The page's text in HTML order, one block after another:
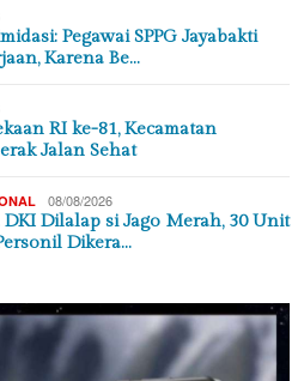
Pegawai SPPG Jayabakti
Karena Be…
RI ke-81, Kecamatan
Jalan Sehat
08/08/2026
Dilalap si Jago Merah, 30 Unit
Dikera…